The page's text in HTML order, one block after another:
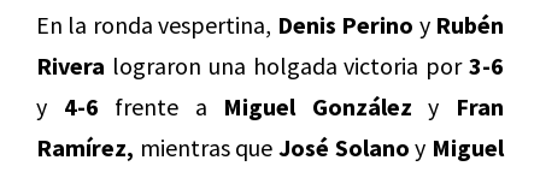
En la ronda vespertina, Denis Perino y Rubén
Rivera lograron una holgada victoria por 3-6
y 4-6 frente a Miguel González y Fran
Ramírez, mientras queJosé Solano y Miguel